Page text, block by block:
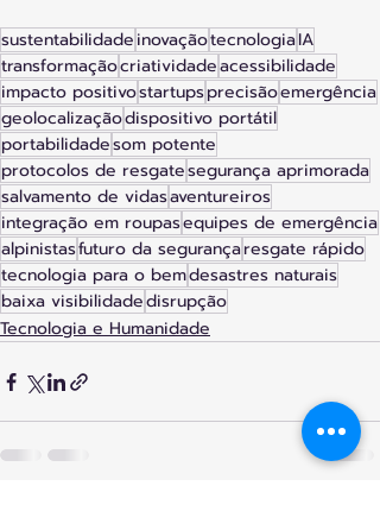
sustentabilidadeinovaçãotecnologiaIA
transformaçãocriatividadeacessibilidade
impacto positivostartupsprecisãoemergência
geolocalizaçãodispositivo portátil
portabilidadesom potente
protocolos de resgatesegurança aprimorada
salvamento de vidasaventureiros
integração em roupasequipes de emergência
alpinistasfuturo da segurançaresgate rápido
tecnologia para o bemdesastres naturais
baixa visibilidadedisrupção
Tecnologia e Humanidade